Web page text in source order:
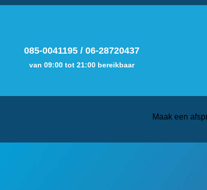
085-0041195/ 06-28720437
van 09:00 tot 21:00 bereikbaar
Maak een